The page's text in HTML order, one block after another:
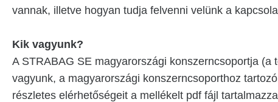
vannak, illetve hogyan tudja felvenni velünk a
Kik vagyunk?
A STRABAG SE magyarországi konszerncsoportja (a
vagyunk, a magyarországi konszerncsoporthoz
részletes elérhetőségeit a mellékelt pdf fájl